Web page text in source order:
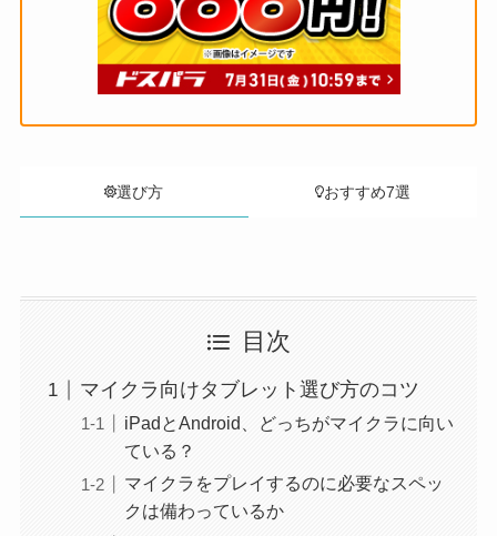
選び方 おすすめ7選
目次
マイクラ向けタブレット選び方のコツ
iPadとAndroid、どっちがマイクラに向い
ている？
マイクラをプレイするのに必要なスペッ
クは備わっているか